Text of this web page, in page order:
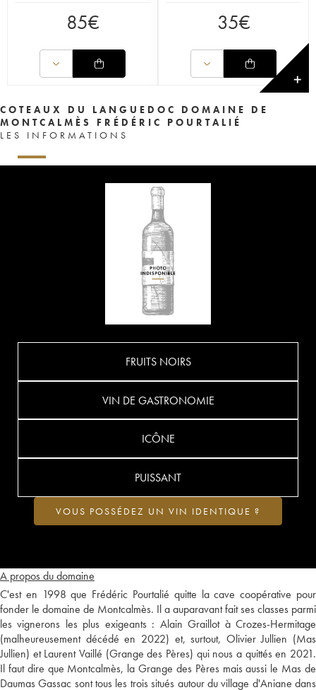
85€ 35€
✕
COTEAUX DU LANGUEDOC DOMAINE DE
MONTCALMÈS FRÉDÉRIC POURTALIÉ
LES INFORMATIONS
A propos du domaine
C'est en 1998 que Frédéric Pourtalié quitte la cave coopérative pour
fonder le domaine de Montcalmès. Il a auparavant fait ses classes parmi
les vignerons les plus exigeants : Alain Graillot à Crozes-Hermitage
(malheureusement décédé en 2022) et, surtout, Olivier Jullien (Mas
Jullien) et Laurent Vaillé (Grange des Pères) qui nous a quittés en 2021.
Il faut dire que Montcalmès, la Grange des Pères mais aussi le Mas de
Daumas Gassac sont tous les trois situés autour du village d'Aniane dans
FRUITS NOIRS
VIN DE GASTRONOMIE
ICÔNE
PUISSANT
VOUS POSSÉDEZ UN VIN IDENTIQUE ?